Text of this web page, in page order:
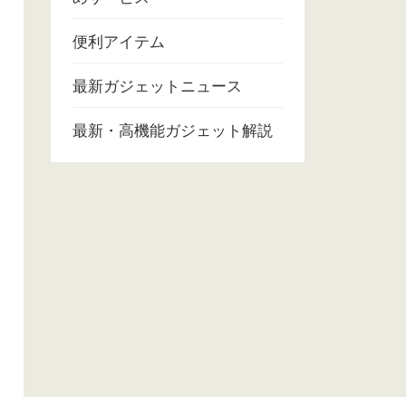
便利アイテム
最新ガジェットニュース
最新・高機能ガジェット解説